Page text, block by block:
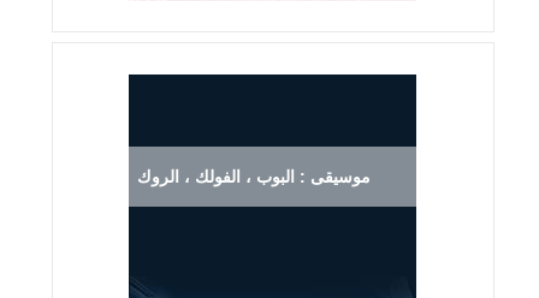
موسيقى : البوب ، الفولك ، الروك